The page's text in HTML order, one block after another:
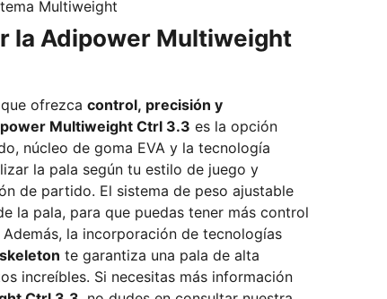
Multiweight
la Adipower Multiweight
ofrezca control, precisión y
Multiweight Ctrl 3.3 es la opción
núcleo de goma EVA y la tecnología
la pala según tu estilo de juego y
de peso ajustable
la pala, para que puedas tener más control
la incorporación de tecnologías
te garantiza una pala de alta
más información